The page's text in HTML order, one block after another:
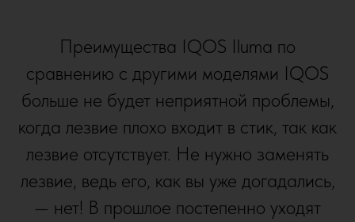
Преимущества IQOS Iluma по
сравнению с другими моделями IQOS
больше не будет неприятной проблемы,
когда лезвие плохо входит в стик, так как
лезвие отсутствует. Не нужно заменять
лезвие, ведь его, как вы уже догадались,
— нет! В прошлое постепенно уходят